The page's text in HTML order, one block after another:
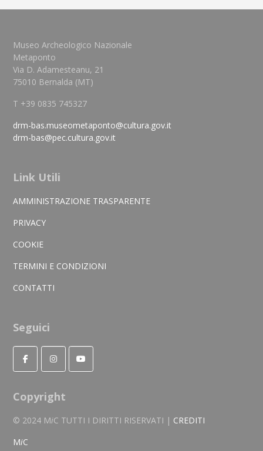
Museo Archeologico Nazionale
Metaponto
Via D. Adamesteanu, 21
75010 Bernalda (MT)
T +39 0835 745327
drm-bas.museometaponto@cultura.gov.it
drm-bas@pec.cultura.gov.it
Link Utili
AMMINISTRAZIONE TRASPARENTE
PRIVACY
COOKIE
TERMINI E CONDIZIONI
CONTATTI
Seguici
Copyright
© 2024 MiC TUTTI I DIRITTI RISERVATI | CREDITI
MiC